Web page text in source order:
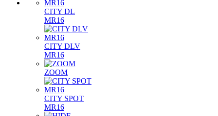
CITY DL
MR16
CITY DLV
MR16
ZOOM
CITY SPOT
MR16